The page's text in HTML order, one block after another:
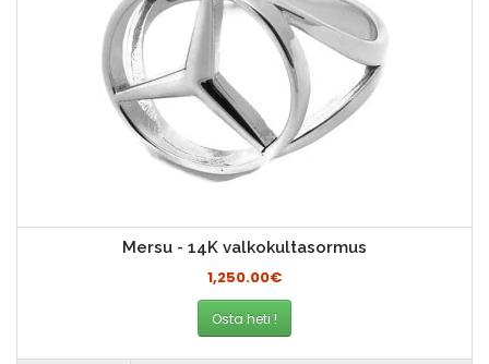
Mersu - 14K valkokultasormus
1,250.00€
Osta heti !